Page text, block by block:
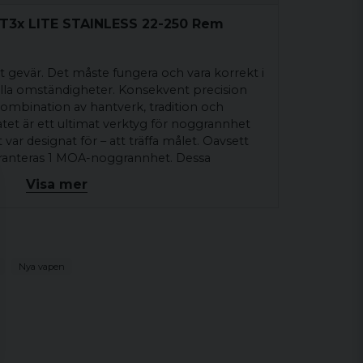
LITE STAINLESS 22-250 Rem
gevär. Det måste fungera och vara korrekt i
omständigheter. Konsekvent precision
av hantverk, tradition och
är ett ultimat verktyg för noggrannhet
designat för – att träffa målet. Oavsett
1 MOA-noggrannhet. Dessa
När du köper en Tikka köper
är gjort för att möta de verkliga kraven
från hela världen.
olika varianter. Du hittar varianterna via
tel. 0725-499-498 för att beställa den
Visa mer
Nya vapen